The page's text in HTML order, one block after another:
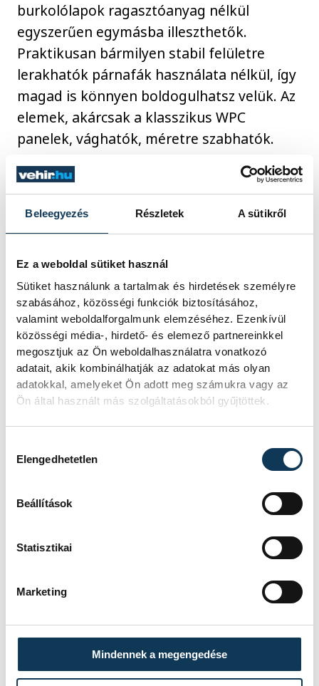
Beleegyezés Részletek A sütikről
Ez a weboldal sütiket használ
Sütiket használunk a tartalmak és hirdetések személyre
szabásához, közösségi funkciók biztosításához,
valamint weboldalforgalmunk elemzéséhez. Ezenkívül
közösségi média-, hirdető- és elemező partnereinkkel
megosztjuk az Ön weboldalhasználatra vonatkozó
adatait, akik kombinálhatják az adatokat más olyan
adatokkal, amelyeket Ön adott meg számukra vagy az
Ön által használt más szolgáltatásokból gyűjtöttek.
Elengedhetetlen
Beállítások
Statisztikai
Marketing
Mindennek a megengedése
burkolólapok ragasztóanyag nélkül
egyszerűen egymásba illeszthetők.
Praktikusan bármilyen stabil felületre
lerakhatók párnafák használata nélkül, így
magad is könnyen boldogulhatsz velük. Az
elemek, akárcsak a klasszikus WPC
panelek, vághatók, méretre szabhatók.
Az esztétikus kialakításról színazonos
élzárók és sarokelemek gondoskodnak,
ezáltal professzionális megjelenést érhetsz
egyszerű és gyors telepíthetőségét, újítsd
meg a teraszodat egy hétvége alatt saját
kezűleg!
támogatott tartalom